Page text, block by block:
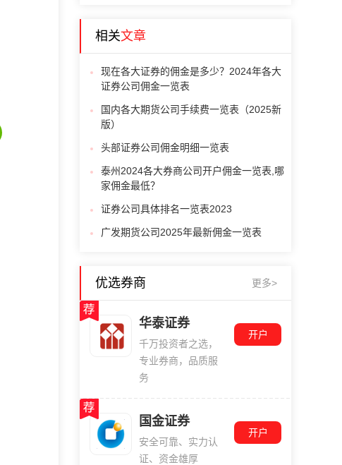
相关文章
现在各大证券的佣金是多少？2024年各大
证券公司佣金一览表
国内各大期货公司手续费一览表（2025新
版）
头部证券公司佣金明细一览表
泰州2024各大券商公司开户佣金一览表,哪
家佣金最低？
证券公司具体排名一览表2023
广发期货公司2025年最新佣金一览表
优选券商 更多>
华泰证券
千万投资者之选，
专业券商，品质服
务
开户
国金证券
安全可靠、实力认
证、资金雄厚
开户